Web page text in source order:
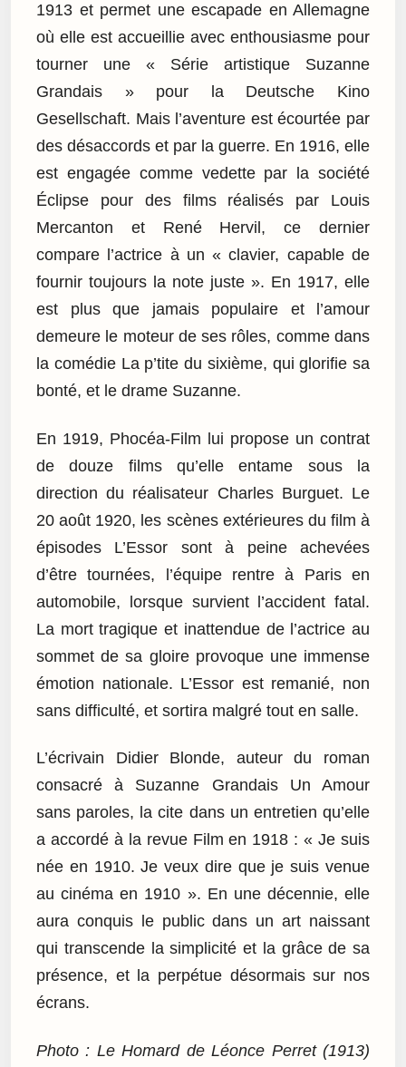
1913 et permet une escapade en Allemagne
où elle est accueillie avec enthousiasme pour
tourner une « Série artistique Suzanne
Grandais » pour la Deutsche Kino
Gesellschaft. Mais l’aventure est écourtée par
des désaccords et par la guerre. En 1916, elle
est engagée comme vedette par la société
Éclipse pour des films réalisés par Louis
Mercanton et René Hervil, ce dernier
compare l’actrice à un « clavier, capable de
fournir toujours la note juste ». En 1917, elle
est plus que jamais populaire et l’amour
demeure le moteur de ses rôles, comme dans
la comédie La p’tite du sixième, qui glorifie sa
bonté, et le drame Suzanne.
En 1919, Phocéa-Film lui propose un contrat
de douze films qu’elle entame sous la
direction du réalisateur Charles Burguet. Le
20 août 1920, les scènes extérieures du film à
épisodes L’Essor sont à peine achevées
d’être tournées, l’équipe rentre à Paris en
automobile, lorsque survient l’accident fatal.
La mort tragique et inattendue de l’actrice au
sommet de sa gloire provoque une immense
émotion nationale. L’Essor est remanié, non
sans difficulté, et sortira malgré tout en salle.
L’écrivain Didier Blonde, auteur du roman
consacré à Suzanne Grandais Un Amour
sans paroles, la cite dans un entretien qu’elle
a accordé à la revue Film en 1918 : « Je suis
née en 1910. Je veux dire que je suis venue
au cinéma en 1910 ». En une décennie, elle
aura conquis le public dans un art naissant
qui transcende la simplicité et la grâce de sa
présence, et la perpétue désormais sur nos
écrans.
Photo : Le Homard de Léonce Perret (1913)